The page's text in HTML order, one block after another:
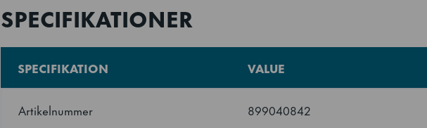
SPECIFIKATIONER
SPECIFIKATION VALUE
Artikelnummer 899040842